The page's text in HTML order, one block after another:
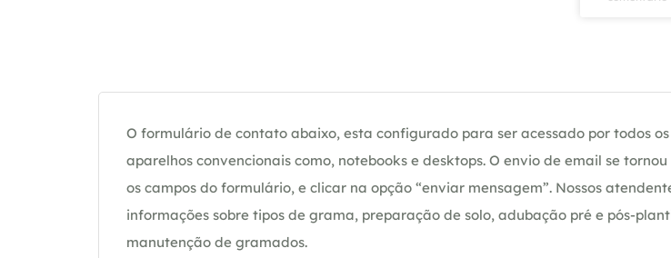
O formulário de contato abaixo, esta configurado para ser acessado por todos
aparelhos convencionais como, notebooks e desktops. O envio de email se
os campos do formulário, e clicar na opção “enviar mensagem”. Nossos
informações sobre tipos de grama, preparação de solo, adubação pré e pós-
manutenção de gramados.